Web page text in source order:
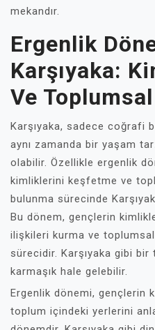
mekandır.
Ergenlik
Karşıyaka:
Ve
Karşıyaka, sadece coğrafi
aynı zamanda bir yaşam
olabilir. Özellikle ergenlik
kimliklerini keşfetme ve
bulunma sürecinde
Bu dönem, gençlerin
ilişkileri kurma ve
sürecidir. Karşıyaka gibi
karmaşık hale gelebilir.
Ergenlik dönemi, gençlerin
toplum içindeki yerlerini